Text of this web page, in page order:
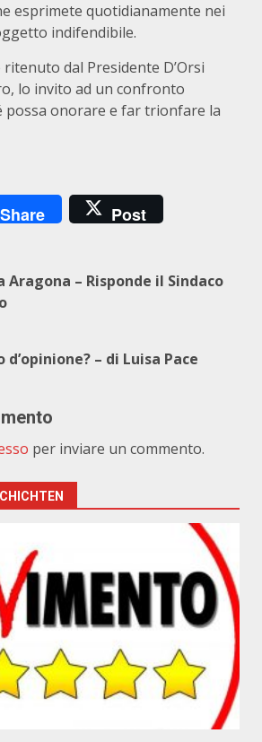
esprimete quotidianamente nei
indifendibile.
dal Presidente D’Orsi
lo invito ad un confronto
possa onorare e far trionfare la
Share Post
Aragona – Risponde il Sindaco
– di Luisa Pace
per inviare un commento.